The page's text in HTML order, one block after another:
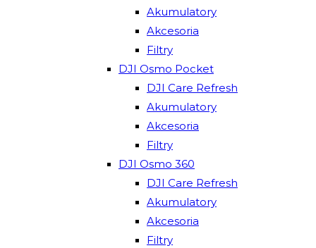
Akumulatory
Akcesoria
Filtry
DJI Osmo Pocket
DJI Care Refresh
Akumulatory
Akcesoria
Filtry
DJI Osmo 360
DJI Care Refresh
Akumulatory
Akcesoria
Filtry